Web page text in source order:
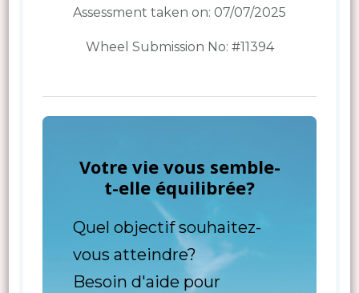
Assessment taken on: 07/07/2025
Wheel Submission No: #11394
Votre vie vous semble-
t-elle équilibrée?
Quel objectif souhaitez-
vous atteindre?
Besoin d'aide pour